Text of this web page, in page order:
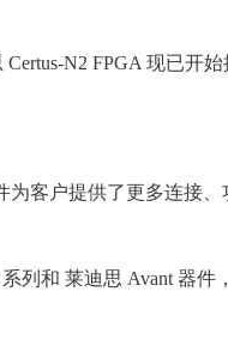
N2 FPGA 现已开
客户提供了更多连接、
列和 莱迪思 Avant 器